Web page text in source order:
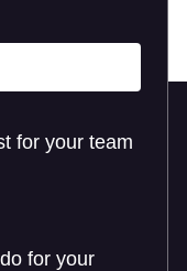
for your team
for your